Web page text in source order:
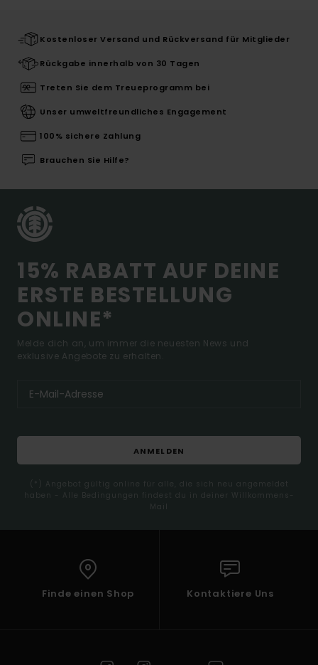
Kostenloser Versand und Rückversand für Mitglieder
Rückgabe innerhalb von 30 Tagen
Treten Sie dem Treueprogramm bei
Unser umweltfreundliches Engagement
100% sichere Zahlung
Brauchen Sie Hilfe?
15% RABATT AUF DEINE
ERSTE BESTELLUNG
ONLINE*
Melde dich an, um immer die neuesten News und
exklusive Angebote zu erhalten.
ANMELDEN
(*) Angebot gültig online für alle, die sich neu angemeldet
haben - Alle Bedingungen findest du in deiner Willkommens-
Mail
Finde einen Shop Kontaktiere Uns